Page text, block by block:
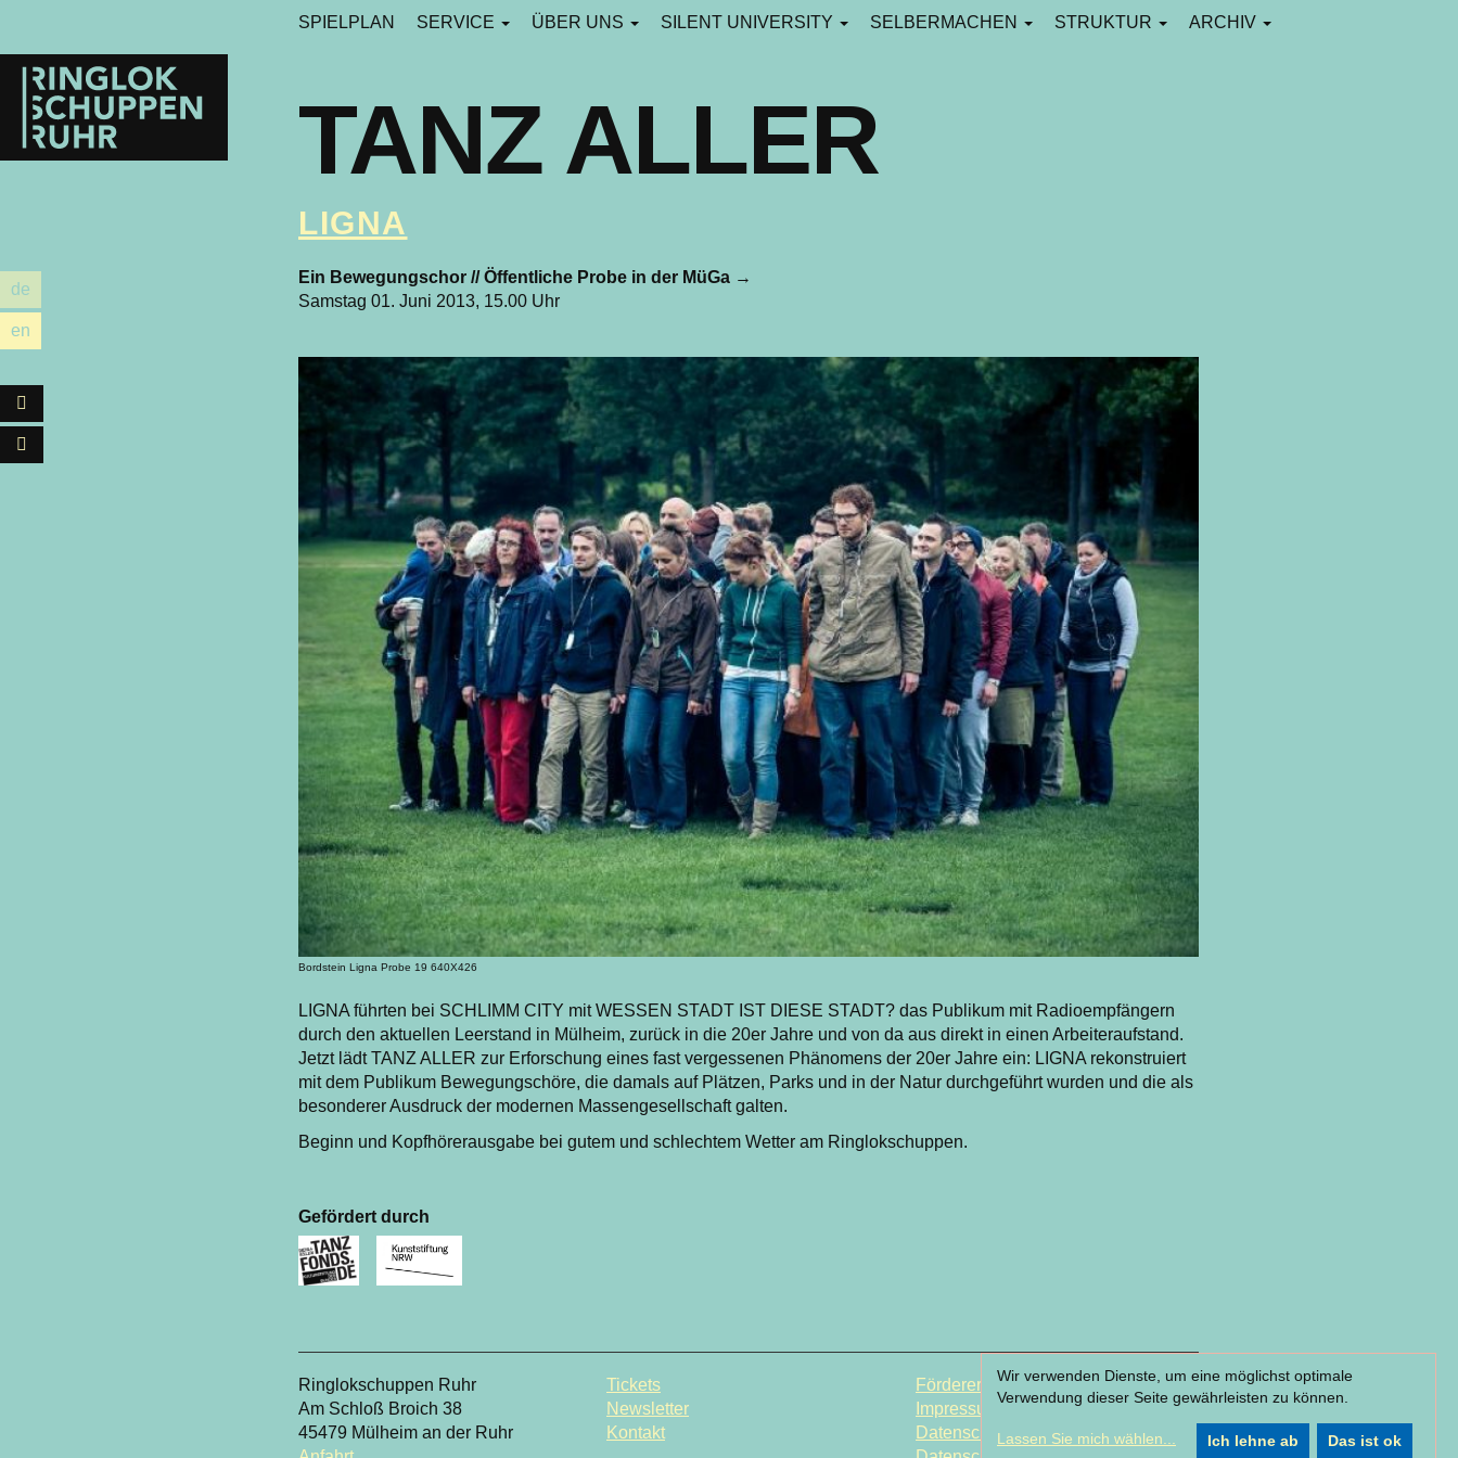
Ringlokschuppen
Ruhr
de
en
SPIELPLAN SERVICE ÜBER UNS SILENT UNIVERSITY SELBERMACHEN STRUKTUR ARCHIV
TANZ ALLER
LIGNA
Ein Bewegungschor // Öffentliche Probe in der MüGa →
Samstag 01. Juni 2013, 15.00 Uhr
Bordstein Ligna Probe 19 640X426
LIGNA führten bei SCHLIMM CITY mit WESSEN STADT IST DIESE STADT? das Publikum mit Radioempfängern
durch den aktuellen Leerstand in Mülheim, zurück in die 20er Jahre und von da aus direkt in einen Arbeiteraufstand.
Jetzt lädt TANZ ALLER zur Erforschung eines fast vergessenen Phänomens der 20er Jahre ein: LIGNA rekonstruiert
mit dem Publikum Bewegungschöre, die damals auf Plätzen, Parks und in der Natur durchgeführt wurden und die als
besonderer Ausdruck der modernen Massengesellschaft galten.
Beginn und Kopfhörerausgabe bei gutem und schlechtem Wetter am Ringlokschuppen.
Gefördert durch
Ringlokschuppen Ruhr
Am Schloß Broich 38
45479 Mülheim an der Ruhr
Tickets
Newsletter
Kontakt
Förderer & Partner
Impressum
Datenschutzerklärung
Wir verwenden Dienste, um eine möglichst optimale
Verwendung dieser Seite gewährleisten zu können.
Lassen Sie mich wählen... Ich lehne ab Das ist ok